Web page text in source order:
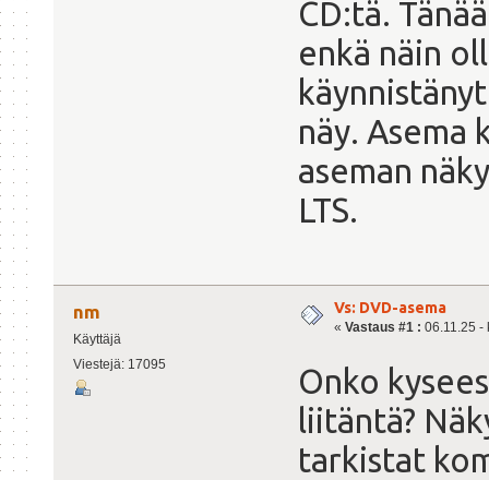
CD:tä.
enkä näin
näy. Asema
aseman
LTS.
nm
Käyttäjä
Viestejä: 17095
Vs: DVD-asema
« Vastaus #1 : 06.11.25 -
Onko
liitäntä?
tarkistat